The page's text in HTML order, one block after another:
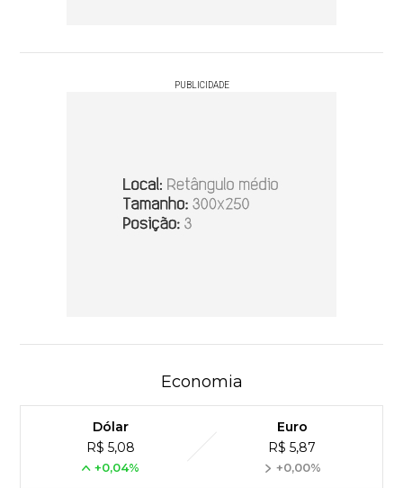
PUBLICIDADE
Economia
Dólar
R$ 5,08
+0,04%
Euro
R$ 5,87
+0,00%